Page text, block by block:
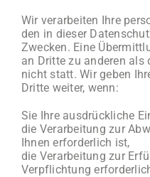
Wir verarbeiten Ihre
den in dieser
Zwecken. Eine
an Dritte zu anderen als
nicht statt. Wir geben
Dritte weiter, wenn:
Sie Ihre ausdrückliche
die Verarbeitung zur
Ihnen erforderlich ist,
die Verarbeitung zur
Verpflichtung